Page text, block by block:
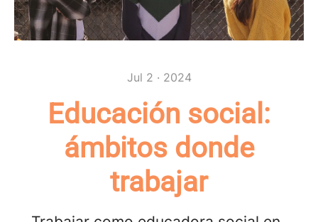
Jul 2 · 2024
Educación social:
ámbitos donde
trabajar